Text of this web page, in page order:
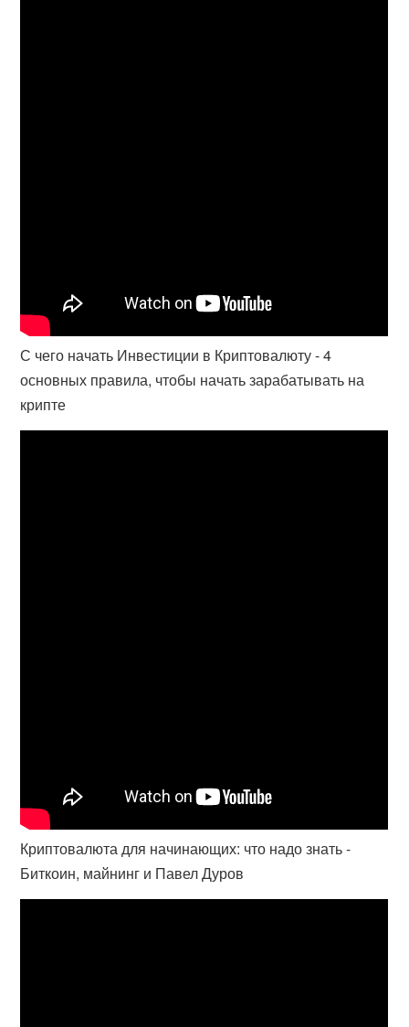
С чего начать Инвестиции в Криптовалюту - 4
основных правила, чтобы начать зарабатывать на
крипте
Криптовалюта для начинающих: что надо знать -
Биткоин, майнинг и Павел Дуров